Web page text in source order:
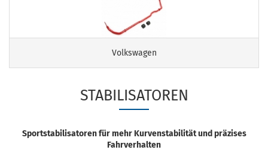
Volkswagen
STABILISATOREN
Sportstabilisatoren für mehr Kurvenstabilität und präzises
Fahrverhalten